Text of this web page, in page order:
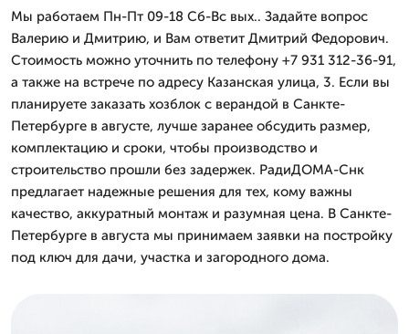
Мы работаем Пн-Пт 09-18 Сб-Вс вых.. Задайте вопрос
Валерию и Дмитрию, и Вам ответит Дмитpий Федорович.
Стоимость можно уточнить по телефону +7 931 312-36-91,
а также на встрече по адресу Казанская улица, 3. Если вы
планируете заказать хозблок с верандой в Санкте-
Петербурге в августе, лучше заранее обсудить размер,
комплектацию и сроки, чтобы производство и
строительство прошли без задержек. РадиДОМА-Снк
предлагает надежные решения для тех, кому важны
качество, аккуратный монтаж и разумная цена. В Санкте-
Петербурге в августа мы принимаем заявки на постройку
под ключ для дачи, участка и загородного дома.